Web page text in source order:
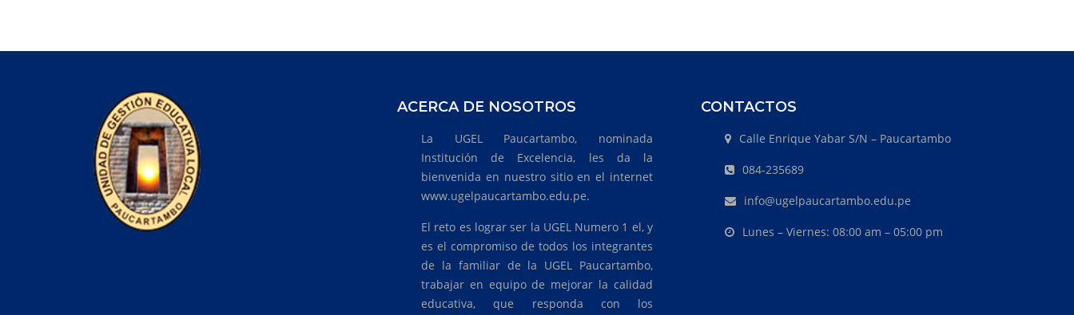
ACERCA DE NOSOTROS
La UGEL Paucartambo, nominada
Institución de Excelencia, les da la
bienvenida en nuestro sitio en el internet
www.ugelpaucartambo.edu.pe.
El reto es lograr ser la UGEL Numero 1 el, y
es el compromiso de todos los integrantes
de la familiar de la UGEL Paucartambo,
trabajar en equipo de mejorar la calidad
educativa, que responda con los
CONTACTOS
Calle Enrique Yabar S/N – Paucartambo
084-235689
info@ugelpaucartambo.edu.pe
Lunes – Viernes: 08:00 am – 05:00 pm